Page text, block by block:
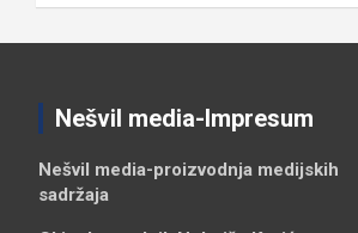
Nešvil media-Impresum
Nešvil media-proizvodnja medijskih
sadržaja